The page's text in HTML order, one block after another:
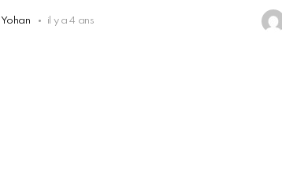
Yohan il y a 4 ans